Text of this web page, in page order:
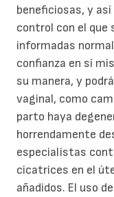
beneficiosas, y
control con el que
informadas
confianza en sí
su manera, y
vaginal, como
parto haya
horrendamente
especialistas
cicatrices en el
añadidos. El uso